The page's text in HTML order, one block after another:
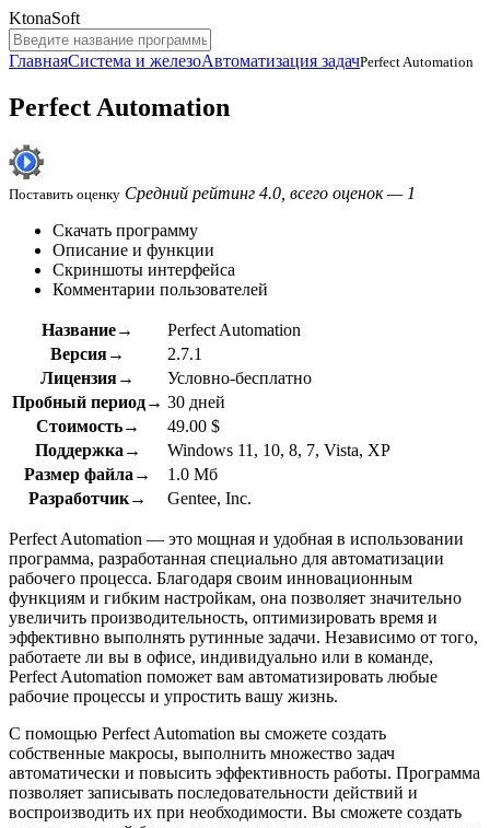
KtonaSoft
ГлавнаяСистема и железоАвтоматизация задачPerfect Automation
Perfect Automation
Поставить оценку Средний рейтинг 4.0, всего оценок — 1
Скачать программу
Описание и функции
Скриншоты интерфейса
Комментарии пользователей
Название→
Perfect Automation
Версия→
2.7.1
Лицензия→
Условно-бесплатно
Пробный период→ 30 дней
Стоимость→
49.00 $
Поддержка→
Windows 11, 10, 8, 7, Vista, XP
Размер файла→
1.0 Мб
Разработчик→
Gentee, Inc.
Perfect Automation — это мощная и удобная в использовании
программа, разработанная специально для автоматизации
рабочего процесса. Благодаря своим инновационным
функциям и гибким настройкам, она позволяет значительно
увеличить производительность, оптимизировать время и
эффективно выполнять рутинные задачи. Независимо от того,
работаете ли вы в офисе, индивидуально или в команде,
Perfect Automation поможет вам автоматизировать любые
рабочие процессы и упростить вашу жизнь.
С помощью Perfect Automation вы сможете создать
собственные макросы, выполнить множество задач
автоматически и повысить эффективность работы. Программа
позволяет записывать последовательности действий и
воспроизводить их при необходимости. Вы сможете создать